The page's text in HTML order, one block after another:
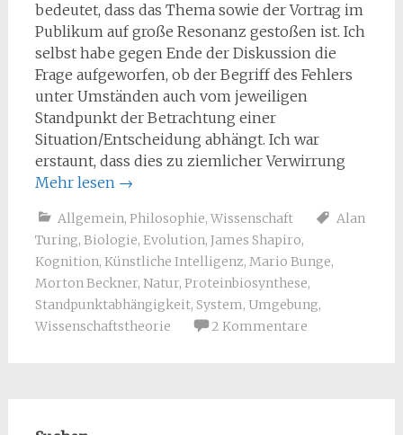
bedeutet, dass das Thema sowie der Vortrag im
Publikum auf große Resonanz gestoßen ist. Ich
selbst habe gegen Ende der Diskussion die
Frage aufgeworfen, ob der Begriff des Fehlers
unter Umständen auch vom jeweiligen
Standpunkt der Betrachtung einer
Situation/Entscheidung abhängt. Ich war
erstaunt, dass dies zu ziemlicher Verwirrung
Mehr lesen →
Allgemein, Philosophie, Wissenschaft
Alan
Turing, Biologie, Evolution, James Shapiro,
Kognition, Künstliche Intelligenz, Mario Bunge,
Morton Beckner, Natur, Proteinbiosynthese,
Standpunktabhängigkeit, System, Umgebung,
Wissenschaftstheorie
2 Kommentare